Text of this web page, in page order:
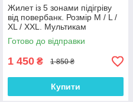
Жилет із 5 зонами підігріву
від повербанк. Розмір М / L /
XL / XXL. Мультикам
Готово до відправки
1 450 ₴ 1 850 ₴
Купити